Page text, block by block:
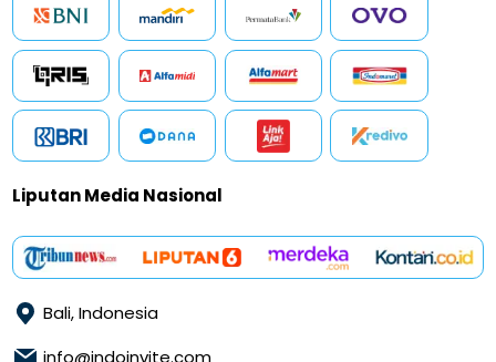
Liputan Media Nasional
Bali, Indonesia
info@indoinvite.com